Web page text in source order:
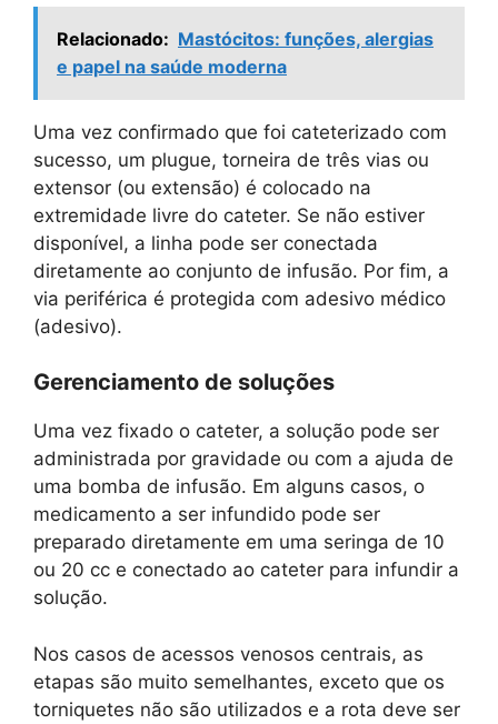
Relacionado: Mastócitos: funções, alergias
e papel na saúde moderna
Uma vez confirmado que foi cateterizado com
sucesso, um plugue, torneira de três vias ou
extensor (ou extensão) é colocado na
extremidade livre do cateter. Se não estiver
disponível, a linha pode ser conectada
diretamente ao conjunto de infusão. Por fim, a
via periférica é protegida com adesivo médico
(adesivo).
Gerenciamento de soluções
Uma vez fixado o cateter, a solução pode ser
administrada por gravidade ou com a ajuda de
uma bomba de infusão. Em alguns casos, o
medicamento a ser infundido pode ser
preparado diretamente em uma seringa de 10
ou 20 cc e conectado ao cateter para infundir a
solução.
Nos casos de acessos venosos centrais, as
etapas são muito semelhantes, exceto que os
torniquetes não são utilizados e a rota deve ser